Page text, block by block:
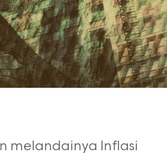
melandainya Inflasi